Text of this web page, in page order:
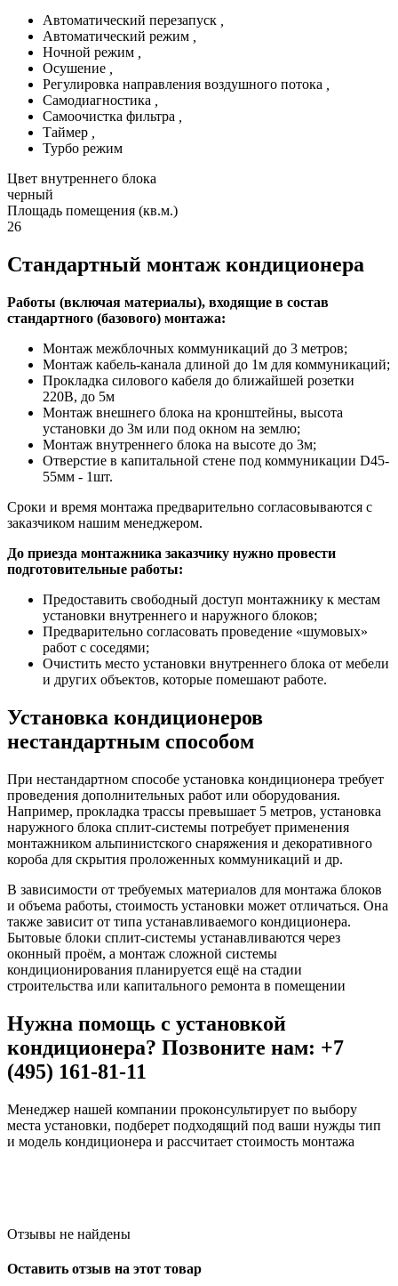
Автоматический перезапуск
Автоматический режим
Ночной режим
Осушение
Регулировка направления воздушного потока
Самодиагностика
Самоочистка фильтра
Таймер
Турбо режим
Цвет внутреннего блока
черный
Площадь помещения (кв.м.)
26
Стандартный монтаж кондиционера
Работы (включая материалы), входящие в состав
стандартного (базового) монтажа:
Монтаж межблочных коммуникаций до 3 метров;
Монтаж кабель-канала длиной до 1м для коммуникаций;
Прокладка силового кабеля до ближайшей розетки
220В, до 5м
Монтаж внешнего блока на кронштейны, высота
установки до 3м или под окном на землю;
Монтаж внутреннего блока на высоте до 3м;
Отверстие в капитальной стене под коммуникации D45-
55мм - 1шт.
Сроки и время монтажа предварительно согласовываются с
заказчиком нашим менеджером.
До приезда монтажника заказчику нужно провести
подготовительные работы:
Предоставить свободный доступ монтажнику к местам
установки внутреннего и наружного блоков;
Предварительно согласовать проведение «шумовых»
работ с соседями;
Очистить место установки внутреннего блока от мебели
и других объектов, которые помешают работе.
Установка кондиционеров
нестандартным способом
При нестандартном способе установка кондиционера требует
проведения дополнительных работ или оборудования.
Например, прокладка трассы превышает 5 метров, установка
наружного блока сплит-системы потребует применения
монтажником альпинистского снаряжения и декоративного
короба для скрытия проложенных коммуникаций и др.
В зависимости от требуемых материалов для монтажа блоков
и объема работы, стоимость установки может отличаться. Она
также зависит от типа устанавливаемого кондиционера.
Бытовые блоки сплит-системы устанавливаются через
оконный проём, а монтаж сложной системы
кондиционирования планируется ещё на стадии
строительства или капитального ремонта в помещении
Нужна помощь с установкой
кондиционера? Позвоните нам: +7
(495) 161-81-11
Менеджер нашей компании проконсультирует по выбору
места установки, подберет подходящий под ваши нужды тип
и модель кондиционера и рассчитает стоимость монтажа
Отзывы не найдены
Оставить отзыв на этот товар